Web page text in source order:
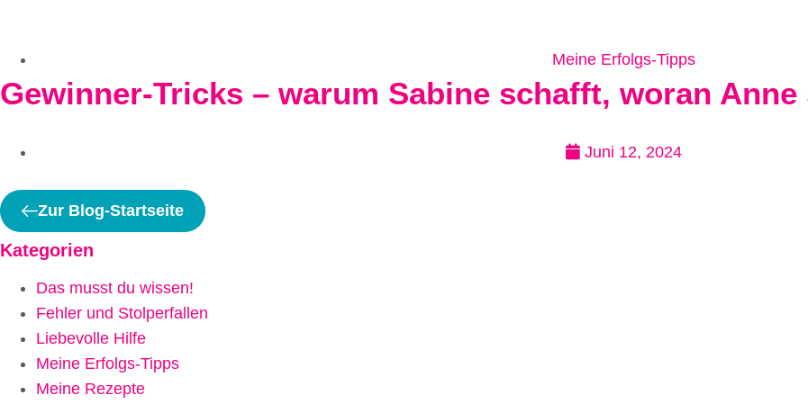
Meine Erfolgs-Tipps
Gewinner-Tricks – warum Sabine schafft, woran
Juni 12, 2024
Zur Blog-Startseite
Kategorien
Das musst du wissen!
Fehler und Stolperfallen
Liebevolle Hilfe
Meine Erfolgs-Tipps
Meine Rezepte